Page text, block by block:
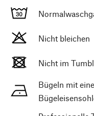
Nicht bleichen
Nicht im
Bügeln mit